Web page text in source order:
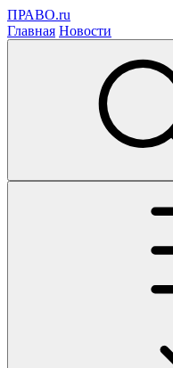
ПРАВО.ru
Главная Новости